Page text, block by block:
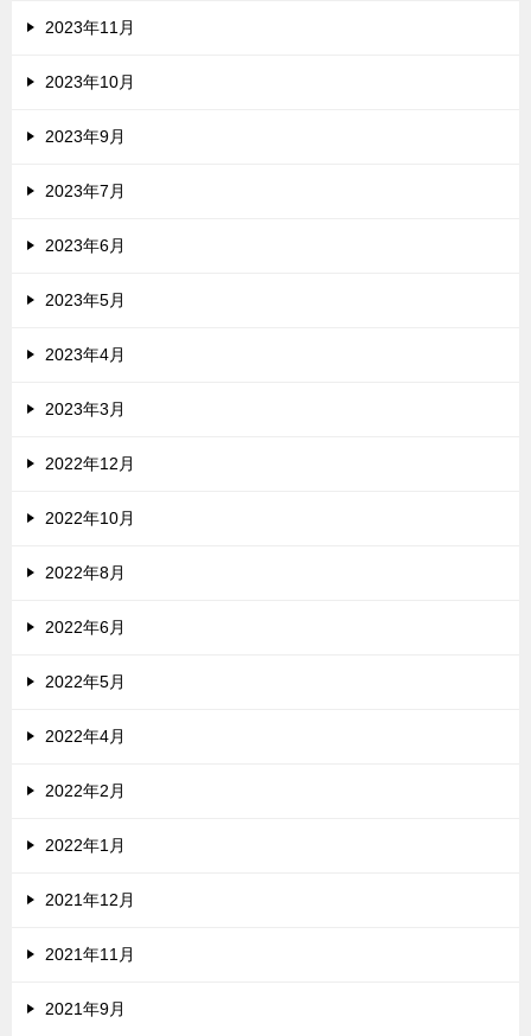
2023年11月
2023年10月
2023年9月
2023年7月
2023年6月
2023年5月
2023年4月
2023年3月
2022年12月
2022年10月
2022年8月
2022年6月
2022年5月
2022年4月
2022年2月
2022年1月
2021年12月
2021年11月
2021年9月